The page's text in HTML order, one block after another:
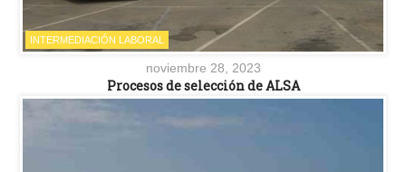
INTERMEDIACIÓN LABORAL
noviembre 28, 2023
Procesos de selección de ALSA